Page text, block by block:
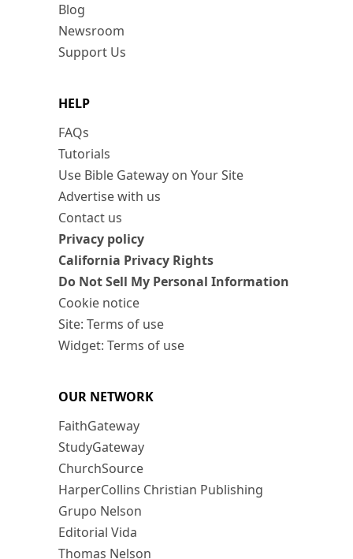
Blog
Newsroom
Support Us
HELP
FAQs
Tutorials
Use Bible Gateway on Your Site
Advertise with us
Contact us
Privacy policy
California Privacy Rights
Do Not Sell My Personal Information
Cookie notice
Site: Terms of use
Widget: Terms of use
OUR NETWORK
FaithGateway
StudyGateway
ChurchSource
HarperCollins Christian Publishing
Grupo Nelson
Editorial Vida
Thomas Nelson